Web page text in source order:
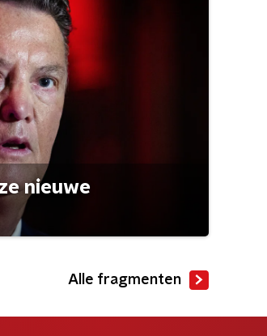
nieuwe
Alle fragmenten